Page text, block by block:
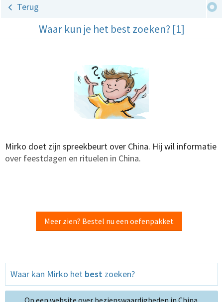
Terug
Waar kun je het best zoeken? [1]
Mirko doet zijn spreekbeurt over China. Hij wil informatie
over feestdagen en rituelen in China.
Meer zien? Bestel nu een oefenpakket
Waar kan Mirko het best zoeken?
Op een website over bezienswaardigheden in China.